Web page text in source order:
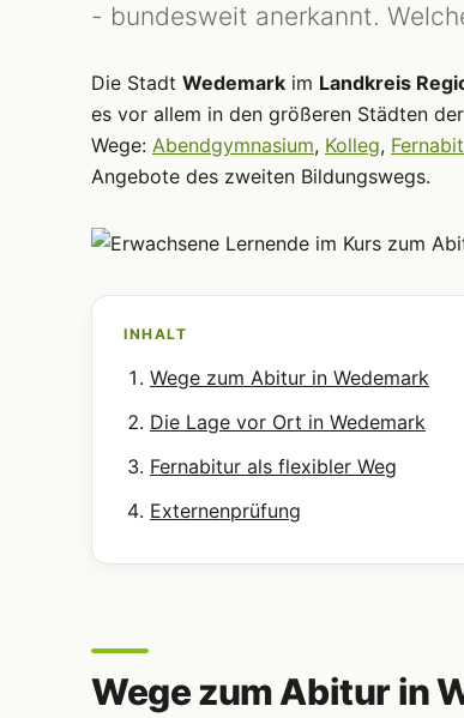
- bundesweit anerkannt.
Die Stadt Wedemark im Landkreis
es vor allem in den größeren Städten
Wege: Abendgymnasium, Kolleg,
Angebote des zweiten Bildungswegs.
INHALT
Wege zum Abitur in Wedemark
Die Lage vor Ort in Wedemark
Fernabitur als flexibler Weg
Externenprüfung
Wege zum Abitur in